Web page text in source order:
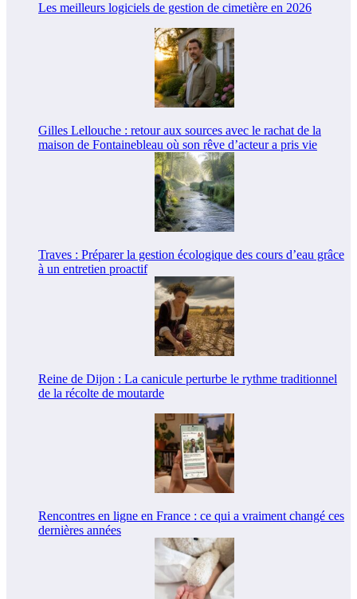
Les meilleurs logiciels de gestion de cimetière en 2026
Gilles Lellouche : retour aux sources avec le rachat de la
maison de Fontainebleau où son rêve d’acteur a pris vie
Traves : Préparer la gestion écologique des cours d’eau grâce
à un entretien proactif
Reine de Dijon : La canicule perturbe le rythme traditionnel
de la récolte de moutarde
Rencontres en ligne en France : ce qui a vraiment changé ces
dernières années